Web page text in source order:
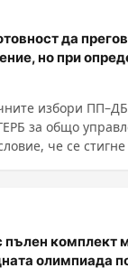
да
но при
избори ПП–ДБ
за общо
че се
пълен комплект
олимпиада